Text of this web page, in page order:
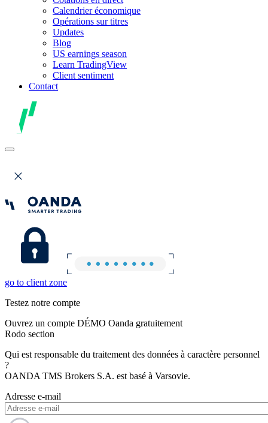
Calendrier économique
Opérations sur titres
Updates
Blog
US earnings season
Learn TradingView
Client sentiment
Contact
go to client zone
Testez notre compte
Ouvrez un compte DÉMO Oanda gratuitement
Rodo section
Qui est responsable du traitement des données à caractère personnel
?
OANDA TMS Brokers S.A. est basé à Varsovie.
Adresse e-mail